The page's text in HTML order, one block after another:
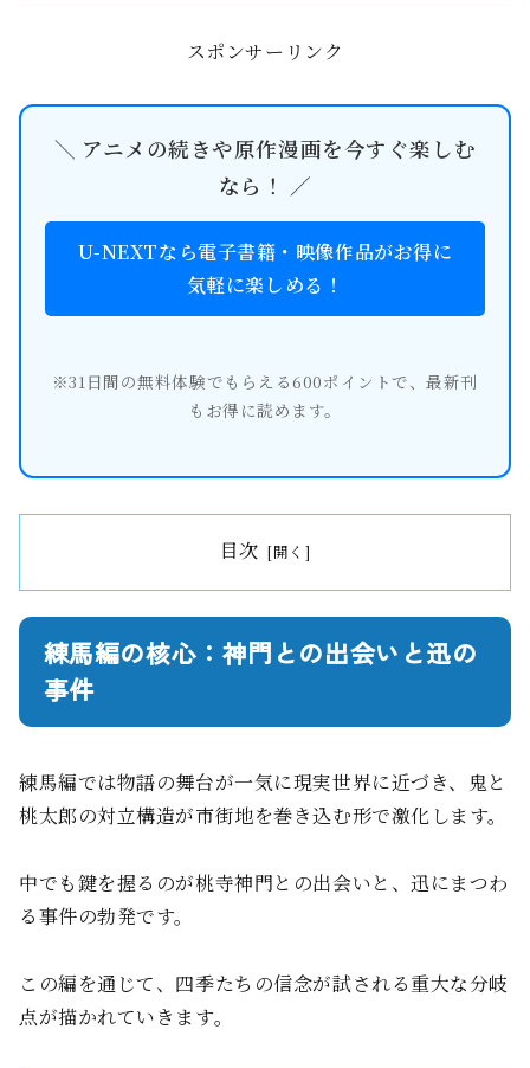
スポンサーリンク
＼ アニメの続きや原作漫画を今すぐ楽しむ
なら！ ／
U-NEXTなら電子書籍・映像作品がお得に
気軽に楽しめる！
※31日間の無料体験でもらえる600ポイントで、最新刊
もお得に読めます。
目次
練馬編の核心：神門との出会いと迅の
事件
練馬編では物語の舞台が一気に現実世界に近づき、鬼と
桃太郎の対立構造が市街地を巻き込む形で激化します。
中でも鍵を握るのが桃寺神門との出会いと、迅にまつわ
る事件の勃発です。
この編を通じて、四季たちの信念が試される重大な分岐
点が描かれていきます。